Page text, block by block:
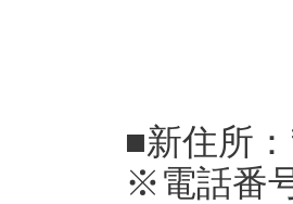
■新住所
※電話番